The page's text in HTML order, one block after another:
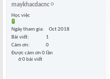
maykhacdacnc
Học việc
Ngày tham gia
Oct 2018
Bài viết
1
Cám ơn
0
Được cám ơn 0 lần
ở 0 bài viết